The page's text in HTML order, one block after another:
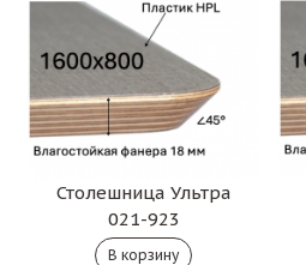
Столешница Ультра
021-923